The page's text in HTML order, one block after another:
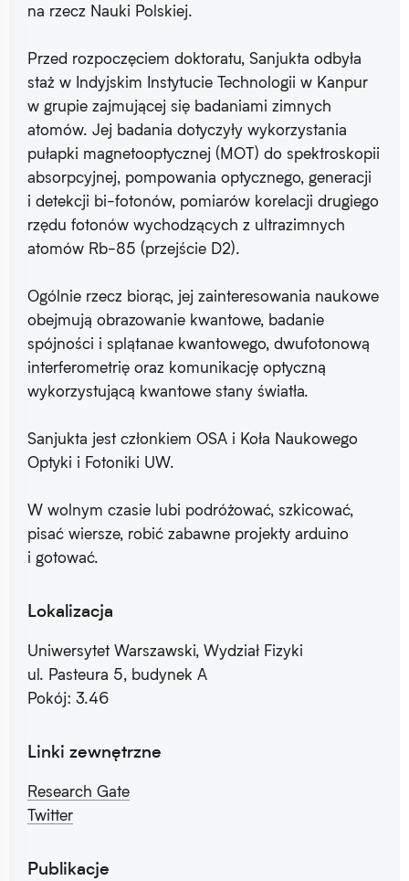
na rzecz Nauki Polskiej.
Przed rozpoczęciem doktoratu, Sanjukta odbyła
staż w Indyjskim Instytucie Technologii w Kanpur
w grupie zajmującej się badaniami zimnych
atomów. Jej badania dotyczyły wykorzystania
pułapki magnetooptycznej (MOT) do spektroskopii
absorpcyjnej, pompowania optycznego, generacji
i detekcji bi-fotonów, pomiarów korelacji drugiego
rzędu fotonów wychodzących z ultrazimnych
atomów Rb-85 (przejście D2).
Ogólnie rzecz biorąc, jej zainteresowania naukowe
obejmują obrazowanie kwantowe, badanie
spójności i splątanae kwantowego, dwufotonową
interferometrię oraz komunikację optyczną
wykorzystującą kwantowe stany światła.
Sanjukta jest członkiem OSA i Koła Naukowego
Optyki i Fotoniki UW.
W wolnym czasie lubi podróżować, szkicować,
pisać wiersze, robić zabawne projekty arduino
i gotować.
Lokalizacja
Uniwersytet Warszawski, Wydział Fizyki
ul. Pasteura 5, budynek A
Pokój: 3.46
Linki zewnętrzne
Research Gate
Twitter
Publikacje